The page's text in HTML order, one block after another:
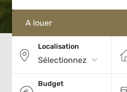
A louer
Localisation
Sélectionnez
Budget